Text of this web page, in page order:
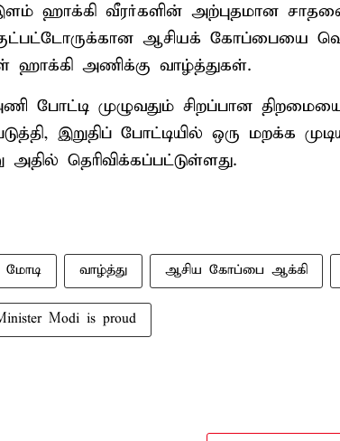
ஹாக்கி வீரர்களின் அற்புதமான
ஆசியக் கோப்பையை
அணிக்கு வாழ்த்துகள்.
போட்டி முழுவதும் சிறப்பான
இறுதிப் போட்டியில் ஒரு மறக்க
அதில் தெரிவிக்கப்பட்டுள்ளது.
மோடி வாழ்த்து ஆசிய கோப்பை ஆக்கி
Modi is proud